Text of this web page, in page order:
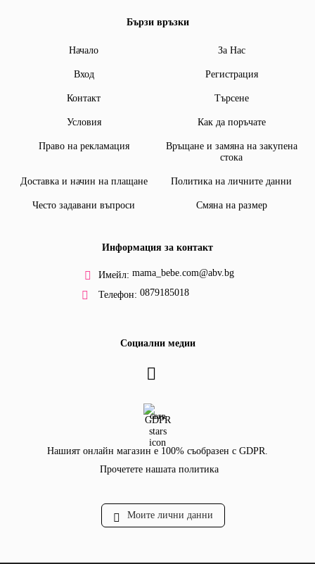
Бързи връзки
Начало За Нас
Вход Регистрация
Контакт Търсене
Условия Как да поръчате
Право на рекламация
Връщане и замяна на закупена
стока
Доставка и начин на плащане Политика на личните данни
Често задавани въпроси Смяна на размер
Информация за контакт
Имейл: mama_bebe.com@abv.bg
Телефон: 0879185018
Социални медии
GDPR
Нашият онлайн магазин е 100% съобразен с GDPR.
Прочетете нашата политика
Моите лични данни